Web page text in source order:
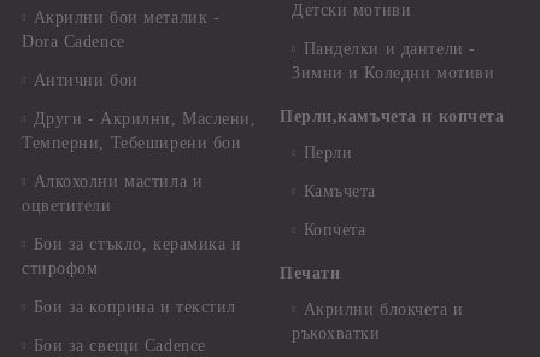
Акрилни бои металик -
Dora Cadence
Антични бои
Други - Акрилни, Маслени,
Темперни, Тебеширени бои
Алкохолни мастила и
оцветители
Бои за стъкло, керамика и
стирофом
Бои за коприна и текстил
Бои за свещи Cadence
Детски мотиви
Панделки и дантели -
Зимни и Коледни мотиви
Перли,камъчета и копчета
Перли
Камъчета
Копчета
Печати
Акрилни блокчета и
ръкохватки